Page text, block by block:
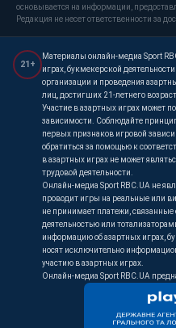
основывается на информации,
Редакция не несет ответственности за
21+
Материалы онлайн-медиа Sport
играх, букмекерской
организации и проведения
лиц, достигших 21-летнего
Участие в азартных играх может
зависимости. Соблюдайте
первых признаков игровой
обратиться за помощью к
в азартных играх не может
трудовой деятельности.
Онлайн-медиа Sport RBC.UA не
проводит игры на реальные или
не принимает платежи,
деятельностью или
информацию об азартных играх,
носят исключительно
участию в азартных играх.
Онлайн-медиа Sport RBC.UA